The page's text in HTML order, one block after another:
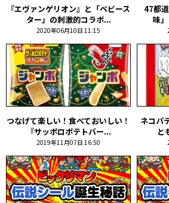
『エヴァンゲリオン』と「ベビース
ター」の刺激的コラボ...
2020年06月10日 11:15
47都
味
つなげて楽しい！食べておいしい！
『サッポロポテトバー...
2019年11月07日 16:50
ネコパ
と